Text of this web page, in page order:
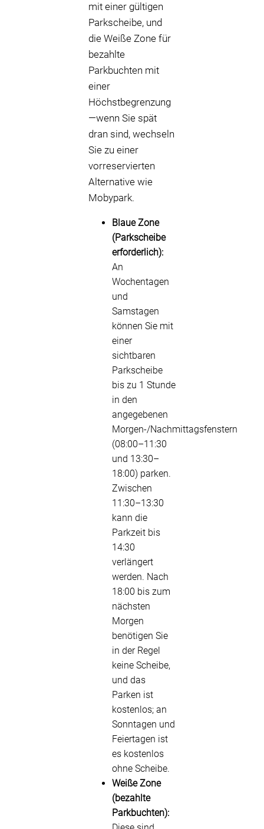
mit einer gültigen
Parkscheibe, und
die Weiße Zone für
bezahlte
Parkbuchten mit
einer
Höchstbegrenzung
—wenn Sie spät
dran sind, wechseln
Sie zu einer
vorreservierten
Alternative wie
Mobypark.
Blaue Zone
(Parkscheibe
erforderlich):
An
Wochentagen
und
Samstagen
können Sie mit
einer
sichtbaren
Parkscheibe
bis zu 1 Stunde
in den
angegebenen
Morgen-/Nachmittagsfenstern
(08:00–11:30
und 13:30–
18:00) parken.
Zwischen
11:30–13:30
kann die
Parkzeit bis
14:30
verlängert
werden. Nach
18:00 bis zum
nächsten
Morgen
benötigen Sie
in der Regel
keine Scheibe,
und das
Parken ist
kostenlos; an
Sonntagen und
Feiertagen ist
es kostenlos
ohne Scheibe.
Weiße Zone
(bezahlte
Parkbuchten):